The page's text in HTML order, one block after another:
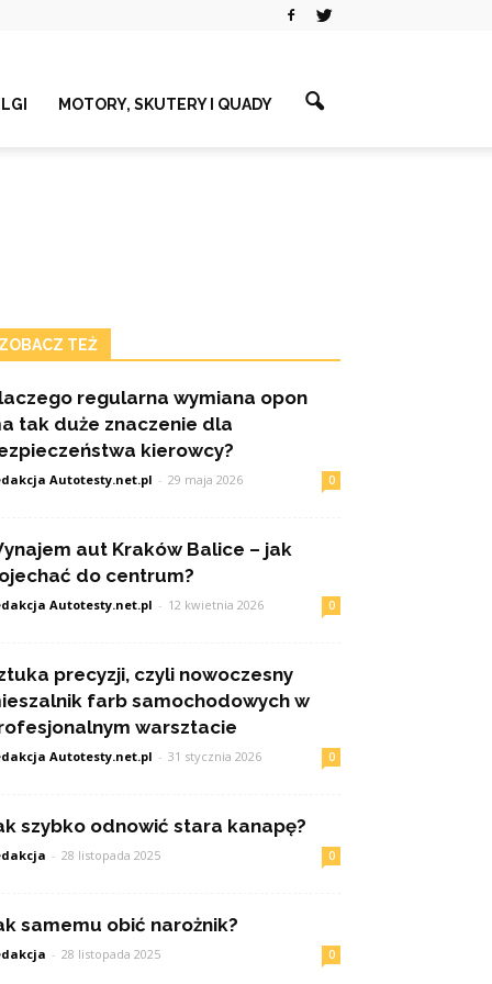
MOTORY, SKUTERY I QUADY
ZOBACZ TEŻ
regularna wymiana opon
tak duże znaczenie dla
kierowcy?
Autotesty.net.pl - 29 maja 2026 0
aut Kraków Balice – jak
do centrum?
Autotesty.net.pl - 12 kwietnia 2026 0
precyzji, czyli nowoczesny
farb samochodowych w
warsztacie
Autotesty.net.pl - 31 stycznia 2026 0
szybko odnowić stara kanapę?
- 28 listopada 2025 0
samemu obić narożnik?
- 28 listopada 2025 0